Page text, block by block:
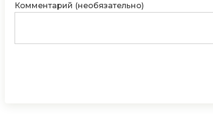
Комментарий (необязательно)